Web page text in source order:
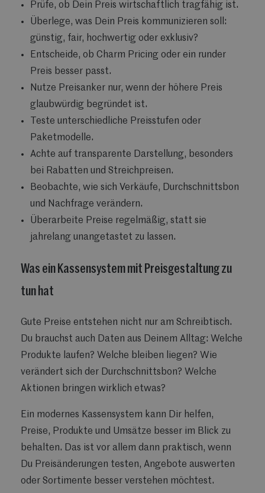
Prüfe, ob Dein Preis wirtschaftlich tragfähig ist.
Überlege, was Dein Preis kommunizieren soll:
günstig, fair, hochwertig oder exklusiv?
Entscheide, ob Charm Pricing oder ein runder
Preis besser passt.
Nutze Preisanker nur, wenn der höhere Preis
glaubwürdig begründet ist.
Teste unterschiedliche Preisstufen oder
Paketmodelle.
Achte auf transparente Darstellung, besonders
bei Rabatten und Streichpreisen.
Beobachte, wie sich Verkäufe, Durchschnittsbon
und Nachfrage verändern.
Überarbeite Preise regelmäßig, statt sie
jahrelang unangetastet zu lassen.
Was ein Kassensystem mit Preisgestaltung zu
tun hat
Gute Preise entstehen nicht nur am Schreibtisch.
Du brauchst auch Daten aus Deinem Alltag: Welche
Produkte laufen? Welche bleiben liegen? Wie
verändert sich der Durchschnittsbon? Welche
Aktionen bringen wirklich etwas?
Ein modernes Kassensystem kann Dir helfen,
Preise, Produkte und Umsätze besser im Blick zu
behalten. Das ist vor allem dann praktisch, wenn
Du Preisänderungen testen, Angebote auswerten
oder Sortimente besser verstehen möchtest.